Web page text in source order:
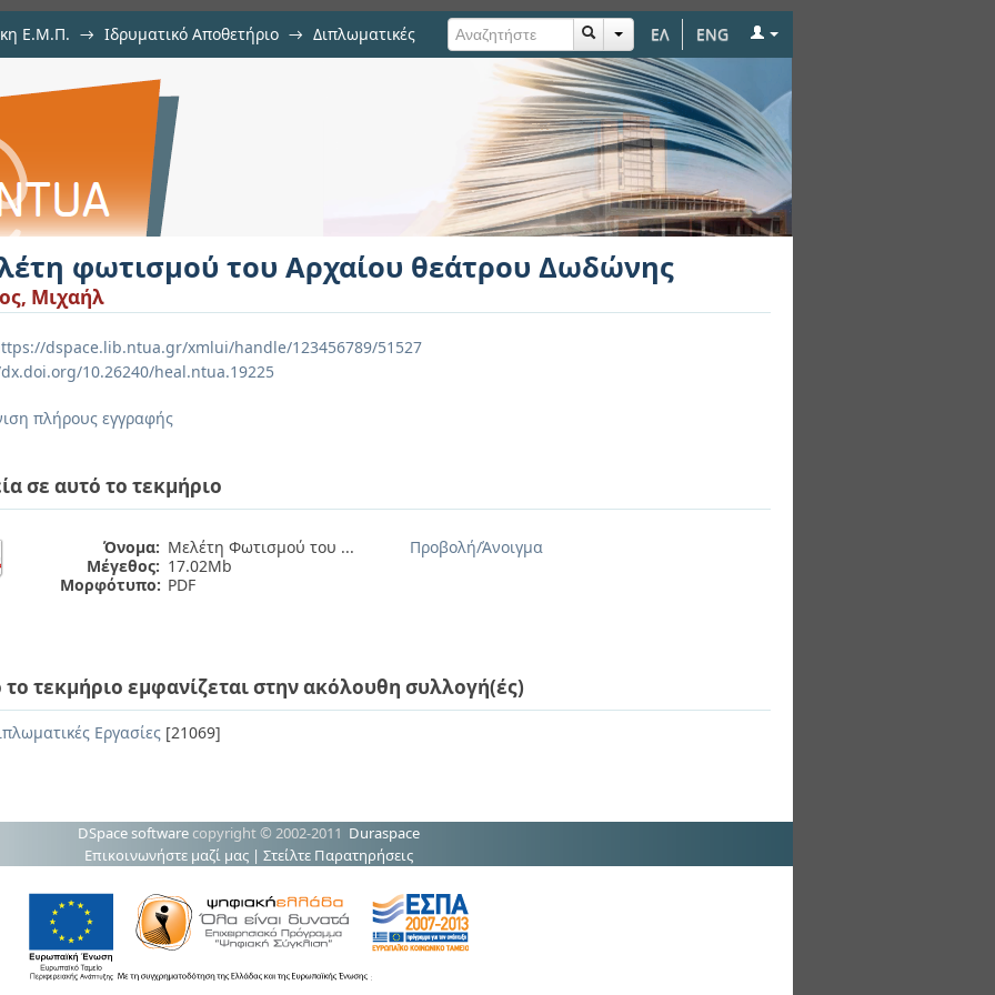
ΕΛ ENG
Ε.Μ.Π. → Ιδρυματικό Αποθετήριο → Διπλωματικές
Αρχαίου θεάτρου Δωδώνης
φωτισμού του Αρχαίου θεάτρου Δωδώνης
Μιχαήλ
dspace.lib.ntua.gr/xmlui/handle/123456789/51527
10.26240/heal.ntua.19225
πλήρους εγγραφής
σε αυτό το τεκμήριο
Όνομα: Μελέτη Φωτισμού του ...
Μέγεθος: 17.02Mb
Μορφότυπο: PDF
Προβολή/Άνοιγμα
το τεκμήριο εμφανίζεται στην ακόλουθη συλλογή(ές)
Εργασίες [21069]
DSpace software copyright © 2002-2011 Duraspace
Επικοινωνήστε μαζί μας | Στείλτε Παρατηρήσεις